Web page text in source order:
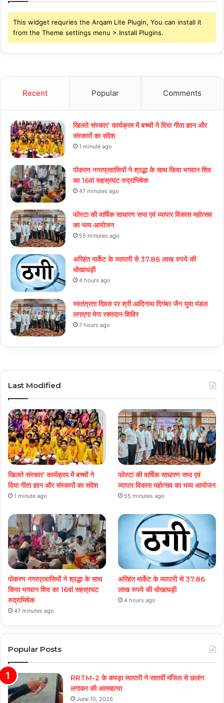
This widget requries the Arqam Lite Plugin, You can install it
from the Theme settings menu > Install Plugins.
Recent Popular Comments
खिलते संस्कार’ कार्यक्रम में बच्चों ने दिया गीता ज्ञान और
संस्कारों का संदेश
1 minute ago
पोकरण नगरप्रवासियों ने श्रद्धा के साथ किया भगवान शिव
का 16वां सहस्रघट रुद्राभिषेक
47 minutes ago
फोस्टा की वार्षिक साधारण सभा एवं व्यापार विकास महोत्सव
का भव्य आयोजन
55 minutes ago
अरिहंत मार्केट के व्यापारी से 37.86 लाख रुपये की
धोखाधड़ी
4 hours ago
स्वतंत्रता दिवस पर श्री आदिनाथ दिगंबर जैन युवा मंडल
लगाएगा मेगा रक्तदान शिविर
7 hours ago
Last Modified
खिलते संस्कार’ कार्यक्रम में बच्चों ने
दिया गीता ज्ञान और संस्कारों का संदेश
1 minute ago
फोस्टा की वार्षिक साधारण सभा एवं
व्यापार विकास महोत्सव का भव्य आयोजन
55 minutes ago
पोकरण नगरप्रवासियों ने श्रद्धा के साथ
किया भगवान शिव का 16वां सहस्रघट
रुद्राभिषेक
47 minutes ago
अरिहंत मार्केट के व्यापारी से 37.86
लाख रुपये की धोखाधड़ी
4 hours ago
Popular Posts
RRTM-2 के कपड़ा व्यापारी ने सातवीं मंजिल से छलांग
लगाकर की आत्महत्या
June 10, 2026